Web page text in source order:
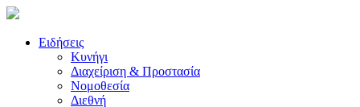
Ειδήσεις
Κυνήγι
Διαχείριση & Προστασία
Νομοθεσία
Διεθνή